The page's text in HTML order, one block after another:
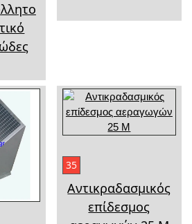
35
Αντικραδασμικός
επίδεσμος